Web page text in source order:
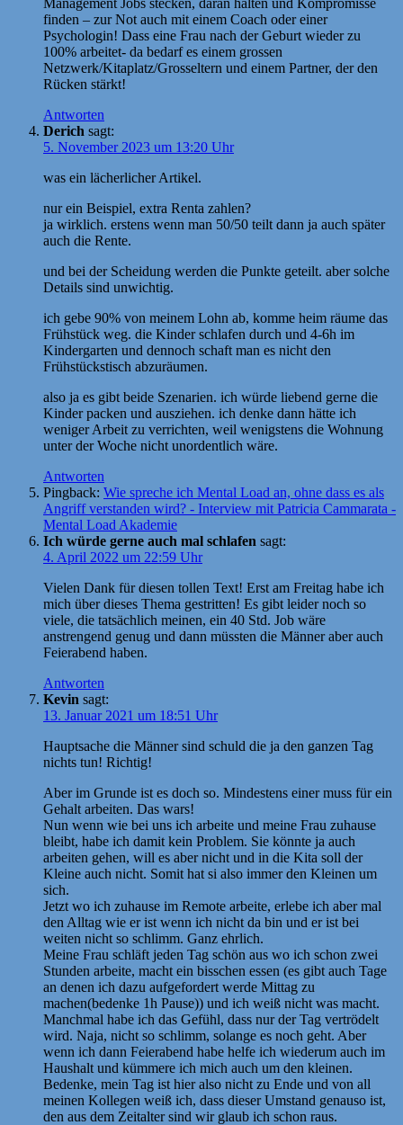
finden – zur Not auch mit einem Coach oder einer
Psychologin! Dass eine Frau nach der Geburt wieder zu
100% arbeitet- da bedarf es einem grossen
Netzwerk/Kitaplatz/Grosseltern und einem Partner, der den
Rücken stärkt!
Antworten
Derich sagt:
5. November 2023 um 13:20 Uhr
was ein lächerlicher Artikel.
nur ein Beispiel, extra Renta zahlen?
ja wirklich. erstens wenn man 50/50 teilt dann ja auch später
auch die Rente.
und bei der Scheidung werden die Punkte geteilt. aber solche
Details sind unwichtig.
ich gebe 90% von meinem Lohn ab, komme heim räume das
Frühstück weg. die Kinder schlafen durch und 4-6h im
Kindergarten und dennoch schaft man es nicht den
Frühstückstisch abzuräumen.
also ja es gibt beide Szenarien. ich würde liebend gerne die
Kinder packen und ausziehen. ich denke dann hätte ich
weniger Arbeit zu verrichten, weil wenigstens die Wohnung
unter der Woche nicht unordentlich wäre.
Antworten
Pingback: Wie spreche ich Mental Load an, ohne dass es als
Angriff verstanden wird? - Interview mit Patricia Cammarata -
Mental Load Akademie
Ich würde gerne auch mal schlafen sagt:
4. April 2022 um 22:59 Uhr
Vielen Dank für diesen tollen Text! Erst am Freitag habe ich
mich über dieses Thema gestritten! Es gibt leider noch so
viele, die tatsächlich meinen, ein 40 Std. Job wäre
anstrengend genug und dann müssten die Männer aber auch
Feierabend haben.
Antworten
Kevin sagt:
13. Januar 2021 um 18:51 Uhr
Hauptsache die Männer sind schuld die ja den ganzen Tag
nichts tun! Richtig!
Aber im Grunde ist es doch so. Mindestens einer muss für ein
Gehalt arbeiten. Das wars!
Nun wenn wie bei uns ich arbeite und meine Frau zuhause
bleibt, habe ich damit kein Problem. Sie könnte ja auch
arbeiten gehen, will es aber nicht und in die Kita soll der
Kleine auch nicht. Somit hat si also immer den Kleinen um
sich.
Jetzt wo ich zuhause im Remote arbeite, erlebe ich aber mal
den Alltag wie er ist wenn ich nicht da bin und er ist bei
weiten nicht so schlimm. Ganz ehrlich.
Meine Frau schläft jeden Tag schön aus wo ich schon zwei
Stunden arbeite, macht ein bisschen essen (es gibt auch Tage
an denen ich dazu aufgefordert werde Mittag zu
machen(bedenke 1h Pause)) und ich weiß nicht was macht.
Manchmal habe ich das Gefühl, dass nur der Tag vertrödelt
wird. Naja, nicht so schlimm, solange es noch geht. Aber
wenn ich dann Feierabend habe helfe ich wiederum auch im
Haushalt und kümmere ich mich auch um den kleinen.
Bedenke, mein Tag ist hier also nicht zu Ende und von all
meinen Kollegen weiß ich, dass dieser Umstand genauso ist,
den aus dem Zeitalter sind wir glaub ich schon raus.